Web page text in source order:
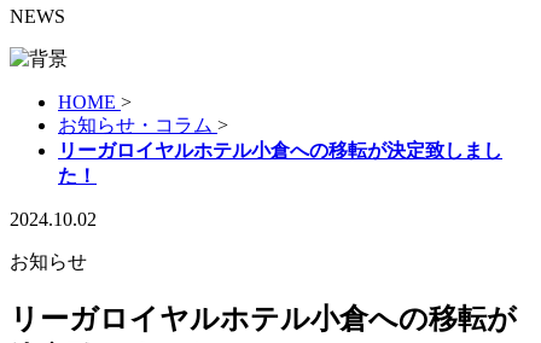
NEWS
HOME >
お知らせ・コラム >
リーガロイヤルホテル小倉への移転が決定致しまし
た！
2024.10.02
お知らせ
リーガロイヤルホテル小倉への移転が